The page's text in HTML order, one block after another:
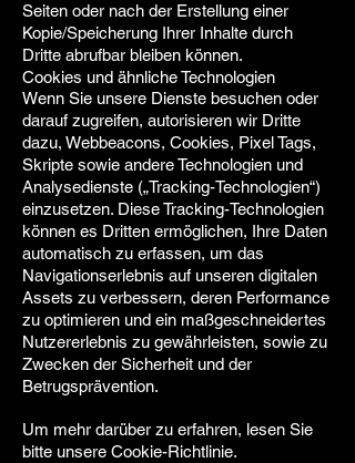
Seiten oder nach der Erstellung einer
Kopie/Speicherung Ihrer Inhalte durch
Dritte abrufbar bleiben können.
Cookies und ähnliche Technologien
Wenn Sie unsere Dienste besuchen oder
darauf zugreifen, autorisieren wir Dritte
dazu, Webbeacons, Cookies, Pixel Tags,
Skripte sowie andere Technologien und
Analysedienste („Tracking-Technologien“)
einzusetzen. Diese Tracking-Technologien
können es Dritten ermöglichen, Ihre Daten
automatisch zu erfassen, um das
Navigationserlebnis auf unseren digitalen
Assets zu verbessern, deren Performance
zu optimieren und ein maßgeschneidertes
Nutzererlebnis zu gewährleisten, sowie zu
Zwecken der Sicherheit und der
Betrugsprävention.
Um mehr darüber zu erfahren, lesen Sie
bitte unsere Cookie-Richtlinie.